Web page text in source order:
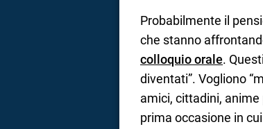
Probabilmente il
che stanno
colloquio orale.
diventati”. Vogliono
amici, cittadini,
prima occasione in